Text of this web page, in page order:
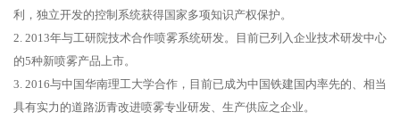
利，独立开发的控制系统获得国家多项知识产权保护。
2. 2013年与工研院技术合作喷雾系统研发。目前已列入企业技术研发中心
的5种新喷雾产品上市。
3. 2016与中国华南理工大学合作，目前已成为中国铁建国内率先的、相当
具有实力的道路沥青改进喷雾专业研发、生产供应之企业。